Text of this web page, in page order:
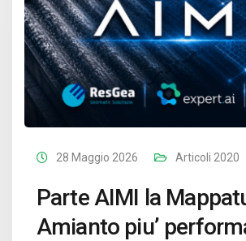
28 Maggio 2026 Articoli 2020
Parte AIMI la
Amianto piu’